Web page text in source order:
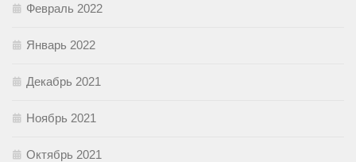
Февраль 2022
Январь 2022
Декабрь 2021
Ноябрь 2021
Октябрь 2021